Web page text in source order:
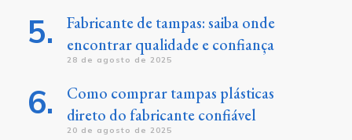
Fabricante de tampas: saiba onde
encontrar qualidade e confiança
28 de agosto de 2025
Como comprar tampas plásticas
direto do fabricante confiável
20 de agosto de 2025